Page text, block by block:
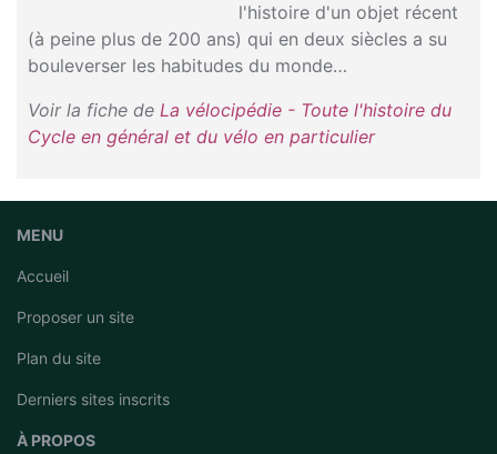
l'histoire d'un objet récent
(à peine plus de 200 ans) qui en deux siècles a su
bouleverser les habitudes du monde…
Voir la fiche de La vélocipédie - Toute l'histoire du
Cycle en général et du vélo en particulier
MENU
Accueil
Proposer un site
Plan du site
Derniers sites inscrits
À PROPOS